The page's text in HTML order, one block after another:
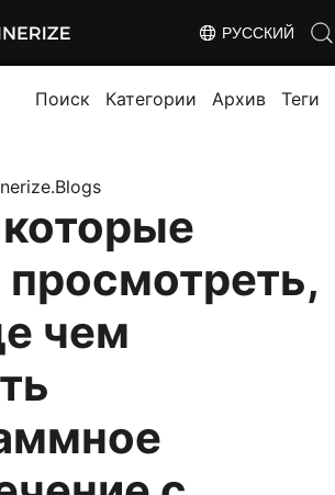
РУССКИЙ
Поиск Категории Архив Теги
чем